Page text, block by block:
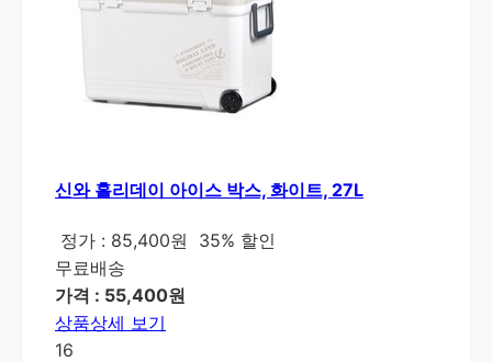
신와 홀리데이 아이스 박스, 화이트, 27L
정가 : 85,400원
35% 할인
무료배송
가격 : 55,400원
상품상세 보기
16